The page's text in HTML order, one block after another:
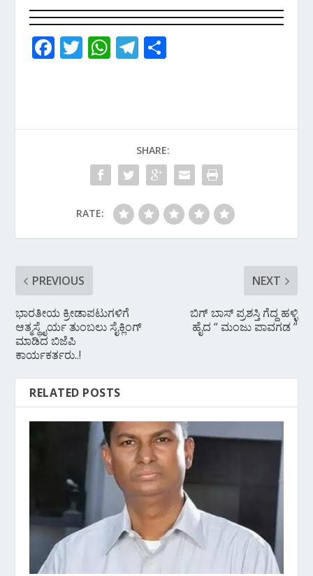
F
o
T W
A
p
p
T
a
m
SHARE:
RATE:
PREVIOUS
ಭಾರತೀಯ ಕ್ರೀಡಾಪಟುಗಳಿಗೆ
ಆತ್ಮಸ್ಥೈರ್ಯ ತುಂಬಲು ಸೈಕ್ಲಿಂಗ್
ಮಾಡಿದ ಬಿಜೆಪಿ
ಕಾರ್ಯಕರ್ತರು..!
NEXT
ಬಿಗ್ ಬಾಸ್ ಪ್ರಶಸ್ತಿ ಗೆದ್ದ ಹಳ್ಳಿ
ಹೈದ “ ಮಂಜು ಪಾವಗಡ ”
RELATED POSTS